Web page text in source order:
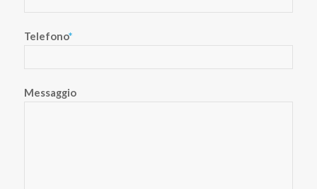
Telefono*
Messaggio